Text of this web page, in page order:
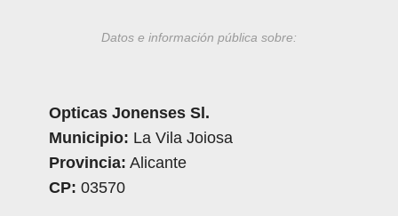
Datos e información pública sobre:
Opticas Jonenses Sl.
Municipio: La Vila Joiosa
Provincia: Alicante
CP: 03570